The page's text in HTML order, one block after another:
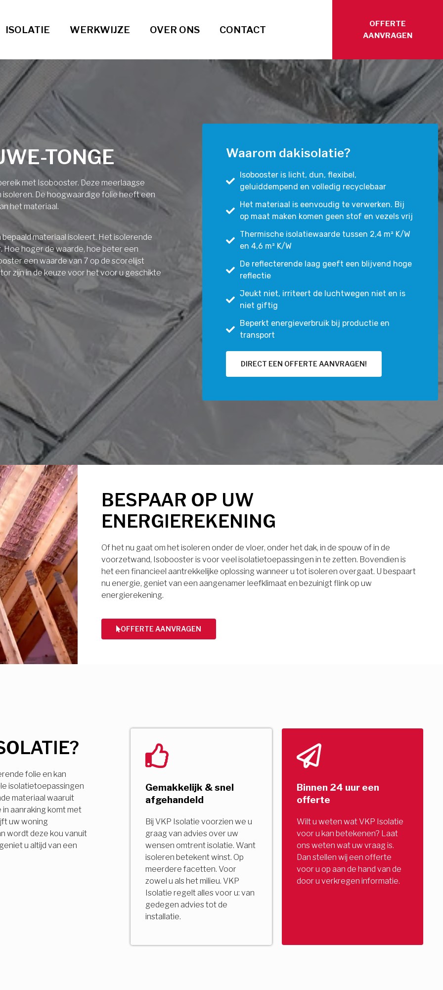
ISOLATIE WERKWIJZE OVER ONS CONTACT
OFFERTE
AANVRAGEN
TONGE
met Isobooster. Deze meerlaagse
De hoogwaardige folie heeft een
het materiaal.
materiaal isoleert. Het isolerende
hoger de waarde, hoe beter een
een waarde van 7 op de scorelijst
zijn in de keuze voor het voor u geschikte
Waarom dakisolatie?
Isobooster is licht, dun, flexibel,
geluiddempend en volledig recyclebaar
Het materiaal is eenvoudig te verwerken. Bij
op maat maken komen geen stof en vezels vrij
Thermische isolatiewaarde tussen 2,4 m² K/W
en 4,6 m² K/W
De reflecterende laag geeft een blijvend hoge
reflectie
Jeukt niet, irriteert de luchtwegen niet en is
niet giftig
Beperkt energieverbruik bij productie en
transport
DIRECT EEN OFFERTE AANVRAGEN!
BESPAAR OP UW
ENERGIEREKENING
Of het nu gaat om het isoleren onder de vloer, onder het dak, in de spouw of in de
voorzetwand, Isobooster is voor veel isolatietoepassingen in te zetten. Bovendien is
het een financieel aantrekkelijke oplossing wanneer u tot isoleren overgaat. U bespaart
nu energie, geniet van een aangenamer leefklimaat en bezuinigt flink op uw
energierekening.
OFFERTE AANVRAGEN
folie en kan
isolatietoepassingen
materiaal waaruit
aanraking komt met
uw woning
wordt deze kou vanuit
u altijd van een
Gemakkelijk & snel
afgehandeld
Bij VKP Isolatie voorzien we u
graag van advies over uw
wensen omtrent isolatie. Want
isoleren betekent winst. Op
meerdere facetten. Voor
zowel u als het milieu. VKP
Isolatie regelt alles voor u: van
gedegen advies tot de
installatie.
Binnen 24 uur een
offerte
Wilt u weten wat VKP Isolatie
voor u kan betekenen? Laat
ons weten wat uw vraag is.
Dan stellen wij een offerte
voor u op aan de hand van de
door u verkregen informatie.